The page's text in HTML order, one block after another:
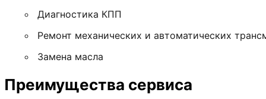
Диагностика КПП
Ремонт механических и автоматических
Замена масла
Преимущества сервиса